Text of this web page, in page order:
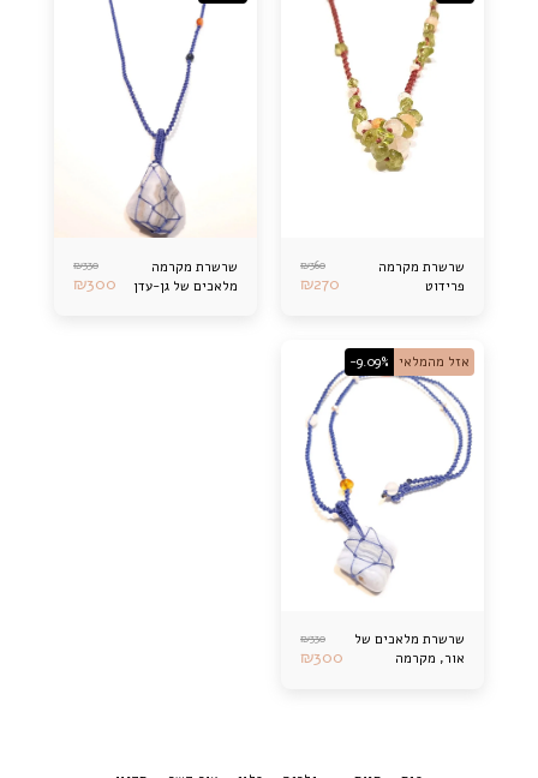
שרשרת מקרמה
פרידוט
₪360
₪270
שרשרת מקרמה
מלאכים של גן-עדן
₪330
₪300
אזל מהמלאי -9.09%
שרשרת מלאכים של
אור, מקרמה
₪330
₪300